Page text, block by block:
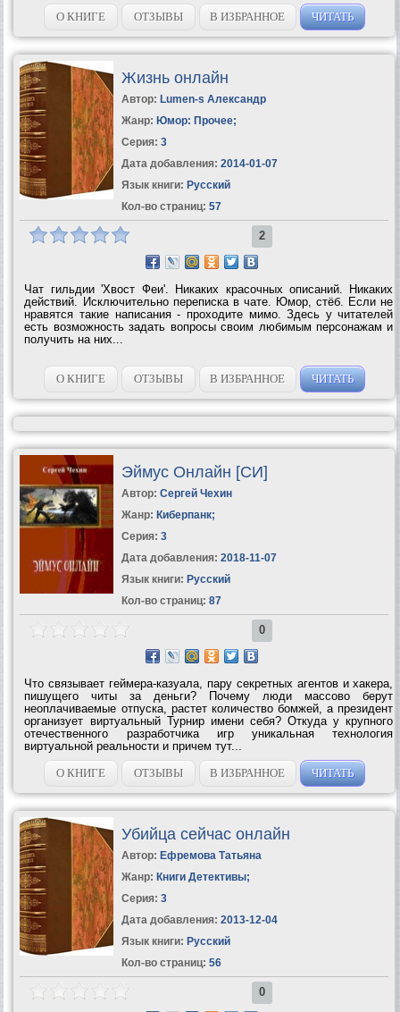
О КНИГЕ ОТЗЫВЫ В ИЗБРАННОЕ ЧИТАТЬ
Жизнь онлайн
Автор: Lumen-s Александр
Жанр: Юмор: Прочее;
Серия: 3
Дата добавления: 2014-01-07
Язык книги: Русский
Кол-во страниц: 57
2
Чат гильдии 'Хвост Феи'. Никаких красочных описаний. Никаких
действий. Исключительно переписка в чате. Юмор, стёб. Если не
нравятся такие написания - проходите мимо. Здесь у читателей
есть возможность задать вопросы своим любимым персонажам и
получить на них...
О КНИГЕ ОТЗЫВЫ В ИЗБРАННОЕ ЧИТАТЬ
Эймус Онлайн [СИ]
Автор: Сергей Чехин
Жанр: Киберпанк;
Серия: 3
Дата добавления: 2018-11-07
Язык книги: Русский
Кол-во страниц: 87
0
Что связывает геймера-казуала, пару секретных агентов и хакера,
пишущего читы за деньги? Почему люди массово берут
неоплачиваемые отпуска, растет количество бомжей, а президент
организует виртуальный Турнир имени себя? Откуда у крупного
отечественного разработчика игр уникальная технология
виртуальной реальности и причем тут...
О КНИГЕ
ОТЗЫВЫ В ИЗБРАННОЕ ЧИТАТЬ
Убийца сейчас онлайн
Автор: Ефремова Татьяна
Жанр: Книги Детективы;
Серия: 3
Дата добавления: 2013-12-04
Язык книги: Русский
Кол-во страниц: 56
0